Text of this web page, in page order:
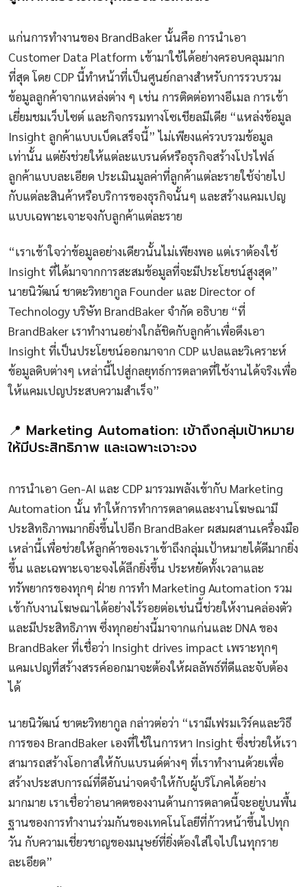
แก่นการทำงานของ BrandBaker นั้นคือ การนำเอา
Customer Data Platform เข้ามาใช้ได้อย่างครอบคลุมมาก
ที่สุด โดย CDP นี้ทำหน้าที่เป็นศูนย์กลางสำหรับการรวบรวม
ข้อมูลลูกค้าจากแหล่งต่าง ๆ เช่น การติดต่อทางอีเมล การเข้า
เยี่ยมชมเว็บไซต์ และกิจกรรมทางโซเชียลมีเดีย “แหล่งข้อมูล
Insight ลูกค้าแบบเบ็ดเสร็จนี้” ไม่เพียงแค่รวบรวมข้อมูล
เท่านั้น แต่ยังช่วยให้แต่ละแบรนด์หรือธุรกิจสร้างโปรไฟล์
ลูกค้าแบบละเอียด ประเมินมูลค่าที่ลูกค้าแต่ละรายใช้จ่ายไป
กับแต่ละสินค้าหรือบริการของธุรกิจนั้นๆ และสร้างแคมเปญ
แบบเฉพาะเจาะจงกับลูกค้าแต่ละราย
“เราเข้าใจว่าข้อมูลอย่างเดียวนั้นไม่เพียงพอ แต่เราต้องใช้
Insight ที่ได้มาจากการสะสมข้อมูลที่จะมีประโยชน์สูงสุด”
นายนิวัฒน์ ชาตะวิทยากูล Founder และ Director of
Technology บริษัท BrandBaker จำกัด อธิบาย “ที่
BrandBaker เราทำงานอย่างใกล้ชิดกับลูกค้าเพื่อดึงเอา
Insight ที่เป็นประโยชน์ออกมาจาก CDP แปลและวิเคราะห์
ข้อมูลดิบต่างๆ เหล่านี้ไปสู่กลยุทธ์การตลาดที่ใช้งานได้จริงเพื่อ
ให้แคมเปญประสบความสำเร็จ”
📍 Marketing Automation: เข้าถึงกลุ่มเป้าหมาย
ให้มีประสิทธิภาพ และเฉพาะเจาะจง
การนำเอา Gen-AI และ CDP มารวมพลังเข้ากับ Marketing
Automation นั้น ทำให้การทำการตลาดและงานโฆษณามี
ประสิทธิภาพมากยิ่งขึ้นไปอีก BrandBaker ผสมผสานเครื่องมือ
เหล่านี้เพื่อช่วยให้ลูกค้าของเราเข้าถึงกลุ่มเป้าหมายได้ดีมากยิ่ง
ขึ้น และเฉพาะเจาะจงได้ลึกยิ่งขึ้น ประหยัดทั้งเวลาและ
ทรัพยากรของทุกๆ ฝ่าย การทำ Marketing Automation รวม
เข้ากับงานโฆษณาได้อย่างไร้รอยต่อเช่นนี้ช่วยให้งานคล่องตัว
และมีประสิทธิภาพ ซึ่งทุกอย่างนี้มาจากแก่นและ DNA ของ
BrandBaker ที่เชื่อว่า Insight drives impact เพราะทุกๆ
แคมเปญที่สร้างสรรค์ออกมาจะต้องให้ผลลัพธ์ที่ดีและจับต้อง
ได้
นายนิวัฒน์ ชาตะวิทยากูล กล่าวต่อว่า “เรามีเฟรมเวิร์คและวิธี
การของ BrandBaker เองที่ใช้ในการหา Insight ซึ่งช่วยให้เรา
สามารถสร้างโอกาสให้กับแบรนด์ต่างๆ ที่เราทำงานด้วยเพื่อ
สร้างประสบการณ์ที่ดีอันน่าจดจำให้กับผู้บริโภคได้อย่าง
มากมาย เราเชื่อว่าอนาคตของงานด้านการตลาดนี้จะอยู่บนพื้น
ฐานของการทำงานร่วมกันของเทคโนโลยีที่ก้าวหน้าขึ้นไปทุก
วัน กับความเชี่ยวชาญของมนุษย์ที่ยิ่งต้องใส่ใจไปในทุกราย
ละเอียด”